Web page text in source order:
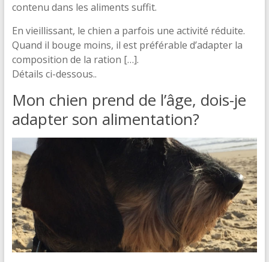
contenu dans les aliments suffit.
En vieillissant, le chien a parfois une activité réduite.
Quand il bouge moins, il est préférable d’adapter la
composition de la ration […].
Détails ci-dessous..
Mon chien prend de l’âge, dois-je
adapter son alimentation?